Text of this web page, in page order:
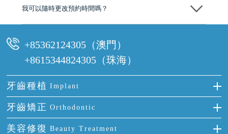
我可以隨時更改預約時間嗎？
+85362124305（澳門）
+8615344824305（珠海）
牙齒種植 Implant
種牙
單顆牙缺失
牙齒矯正 Orthodontic
隱形箍牙
美容修復 Beauty Treatment